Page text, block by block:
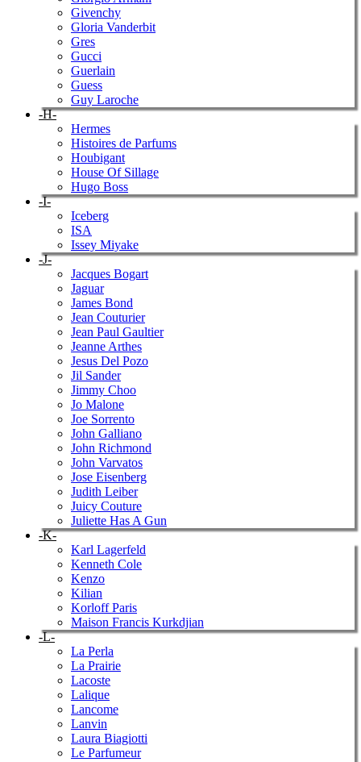
Givenchy
Gloria Vanderbit
Gres
Gucci
Guerlain
Guess
Guy Laroche
-H-
Hermes
Histoires de Parfums
Houbigant
House Of Sillage
Hugo Boss
-I-
Iceberg
ISA
Issey Miyake
-J-
Jacques Bogart
Jaguar
James Bond
Jean Couturier
Jean Paul Gaultier
Jeanne Arthes
Jesus Del Pozo
Jil Sander
Jimmy Choo
Jo Malone
Joe Sorrento
John Galliano
John Richmond
John Varvatos
Jose Eisenberg
Judith Leiber
Juicy Couture
Juliette Has A Gun
-K-
Karl Lagerfeld
Kenneth Cole
Kenzo
Kilian
Korloff Paris
Maison Francis Kurkdjian
-L-
La Perla
La Prairie
Lacoste
Lalique
Lancome
Lanvin
Laura Biagiotti
Le Parfumeur